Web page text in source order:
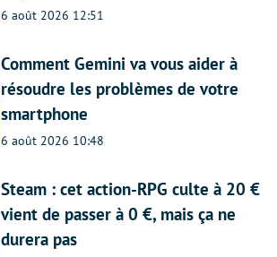
6 août 2026 12:51
Comment Gemini va vous aider à
résoudre les problèmes de votre
smartphone
6 août 2026 10:48
Steam : cet action-RPG culte à 20 €
vient de passer à 0 €, mais ça ne
durera pas